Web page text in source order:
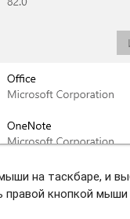
на таскбаре, и
правой кнопкой